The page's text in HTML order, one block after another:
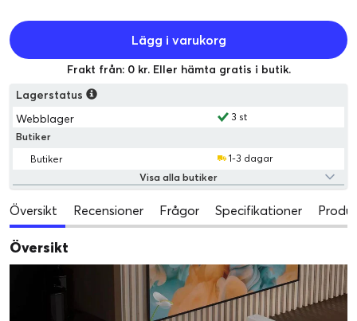
Lägg i varukorg
Frakt från: 0 kr. Eller hämta gratis i butik.
Lagerstatus
Webblager
3 st
Butiker
Butiker
1-3 dagar
Visa alla butiker
Översikt Recensioner Frågor Specifikationer
Översikt